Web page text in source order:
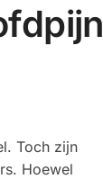
Toch zijn
Hoewel